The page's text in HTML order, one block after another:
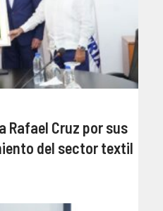
Rafael Cruz por sus
del sector textil